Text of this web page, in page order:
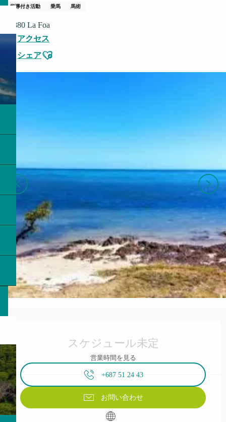
指導付き活動 乗馬 馬術
98880 La Foa
アクセス
シェアAjouter aux favoris
スケジュール未定
営業時間を見る
+687 51 24 43
お問い合わせ